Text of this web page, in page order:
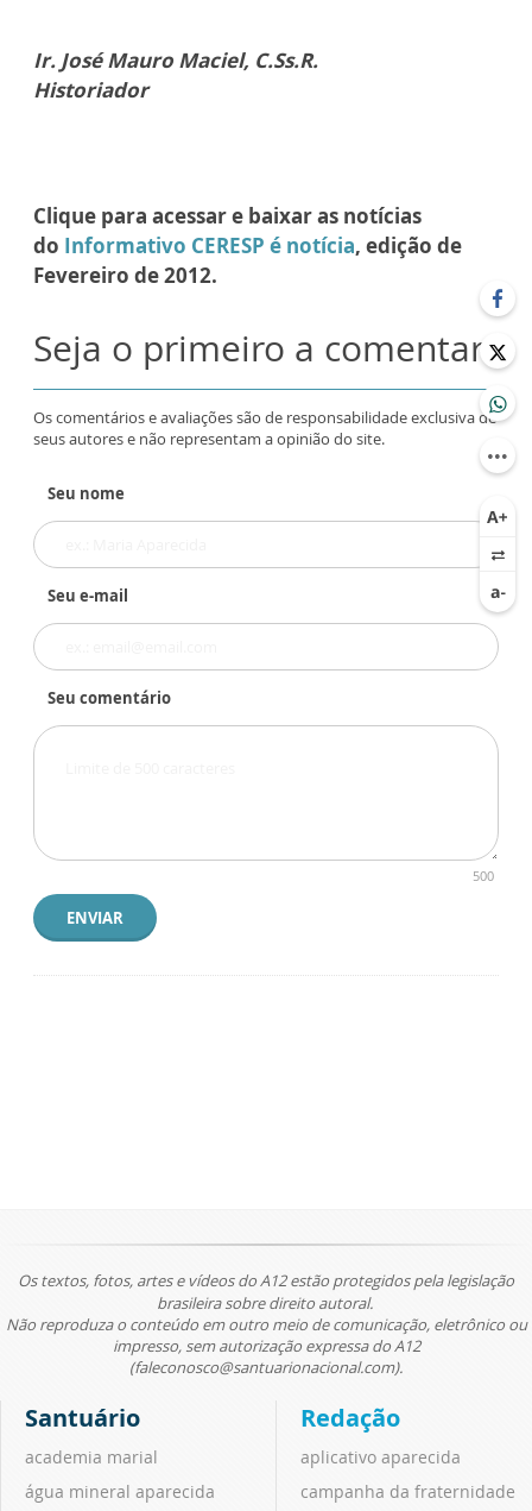
Ir. José Mauro Maciel, C.Ss.R.
Historiador
Clique para acessar e baixar as notícias
do Informativo CERESP é notícia, edição de
Fevereiro de 2012.
Seja o primeiro a comentar
Os comentários e avaliações são de responsabilidade exclusiva de
seus autores e não representam a opinião do site.
Seu nome
Seu e-mail
Seu comentário
500
ENVIAR
Os textos, fotos, artes e vídeos do A12 estão protegidos pela legislação
brasileira sobre direito autoral.
Não reproduza o conteúdo em outro meio de comunicação, eletrônico ou
impresso, sem autorização expressa do A12
(faleconosco@santuarionacional.com).
Santuário
academia marial
água mineral aparecida
Redação
aplicativo aparecida
campanha da fraternidade